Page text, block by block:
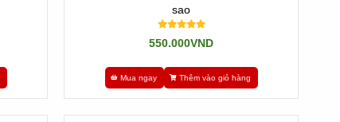
sao
550.000VND
Mua ngay Thêm vào giỏ hàng